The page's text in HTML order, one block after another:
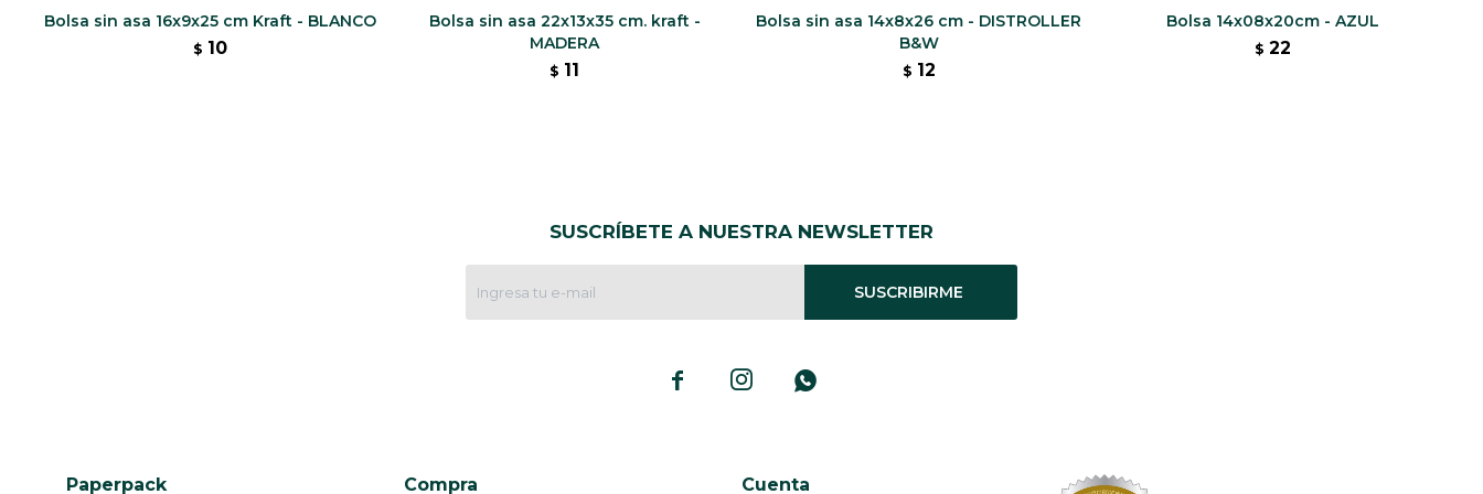
Bolsa sin asa 16x9x25 cm Kraft - BLANCO
$ 10
Bolsa sin asa 22x13x35 cm. kraft -
MADERA
$ 11
Bolsa sin asa 14x8x26 cm - DISTROLLER
B&W
$ 12
Bolsa 14x08x20cm - AZUL
$ 22
SUSCRÍBETE A NUESTRA NEWSLETTER
SUSCRIBIRME
  
Paperpack Compra Cuenta